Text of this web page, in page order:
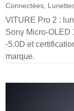
Connectées,
VITURE Pro 2 :
Sony Micro-OLED
-5.0D et
marque.